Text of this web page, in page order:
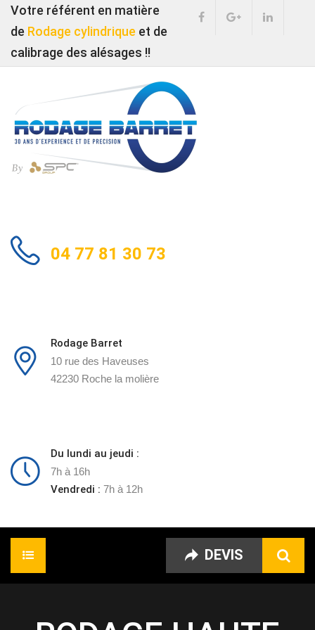
Votre référent en matière
de Rodage cylindrique et de
calibrage des alésages !!
04 77 81 30 73
Rodage Barret
10 rue des Haveuses
42230 Roche la molière
Du lundi au jeudi :
7h à 16h
Vendredi : 7h à 12h
DEVIS